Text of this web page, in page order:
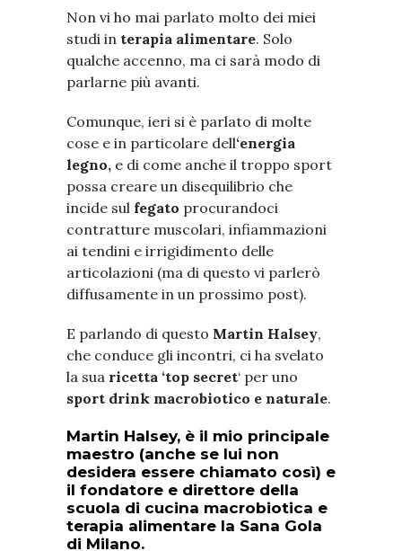
Non vi ho mai parlato molto dei miei
studi in terapia alimentare. Solo
qualche accenno, ma ci sarà modo di
parlarne più avanti.
Comunque, ieri si è parlato di molte
cose e in particolare dell‘energia
legno, e di come anche il troppo sport
possa creare un disequilibrio che
incide sul fegato procurandoci
contratture muscolari, infiammazioni
ai tendini e irrigidimento delle
articolazioni (ma di questo vi parlerò
diffusamente in un prossimo post).
E parlando di questo Martin Halsey,
che conduce gli incontri, ci ha svelato
la sua ricetta ‘top secret‘ per uno
sport drink macrobiotico e naturale.
Martin Halsey, è il mio principale
maestro (anche se lui non
desidera essere chiamato così) e
il fondatore e direttore della
scuola di cucina macrobiotica e
terapia alimentare la Sana Gola
di Milano.